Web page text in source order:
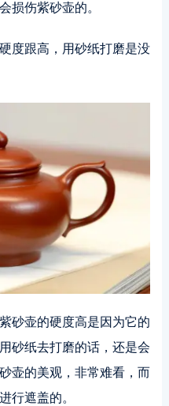
损伤紫砂壶的。
度跟高，用砂纸打磨是没
砂壶的硬度高是因为它的
砂纸去打磨的话，还是会
壶的美观，非常难看，而
行遮盖的。